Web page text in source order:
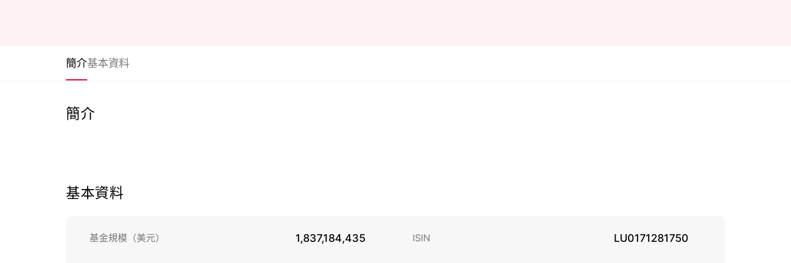
簡介基本資料
簡介
基本資料
基金規模（美元） 1,837,184,435 ISIN LU0171281750